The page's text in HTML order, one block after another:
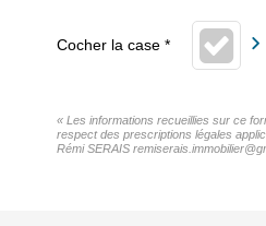
« Les informations recueillies sur ce
respect des prescriptions légales
Rémi SERAIS